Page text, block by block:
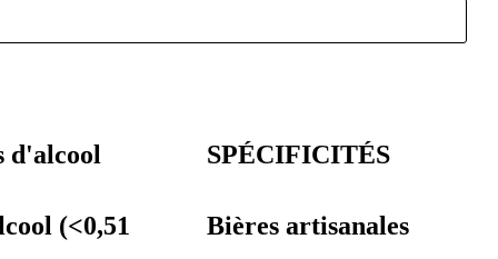
d'alcool
(<0,51
SPÉCIFICITÉS
Bières artisanales